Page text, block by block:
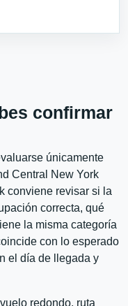
confirmar
únicamente
Central New York
conviene revisar si la
correcta, qué
la misma categoría
con lo esperado
el día de llegada y
redondo, ruta